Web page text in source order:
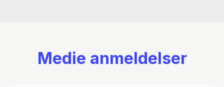
Medie anmeldelser